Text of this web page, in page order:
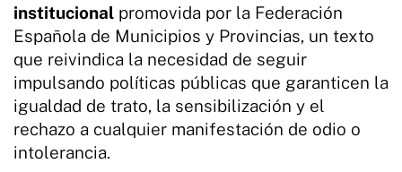
institucional promovida por la Federación
Española de Municipios y Provincias, un texto
que reivindica la necesidad de seguir
impulsando políticas públicas que garanticen la
igualdad de trato, la sensibilización y el
rechazo a cualquier manifestación de odio o
intolerancia.